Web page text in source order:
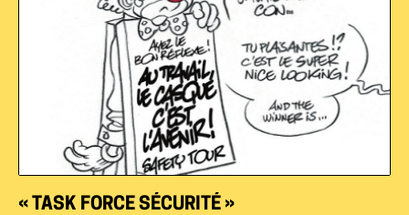
« TASK FORCE SÉCURITÉ »